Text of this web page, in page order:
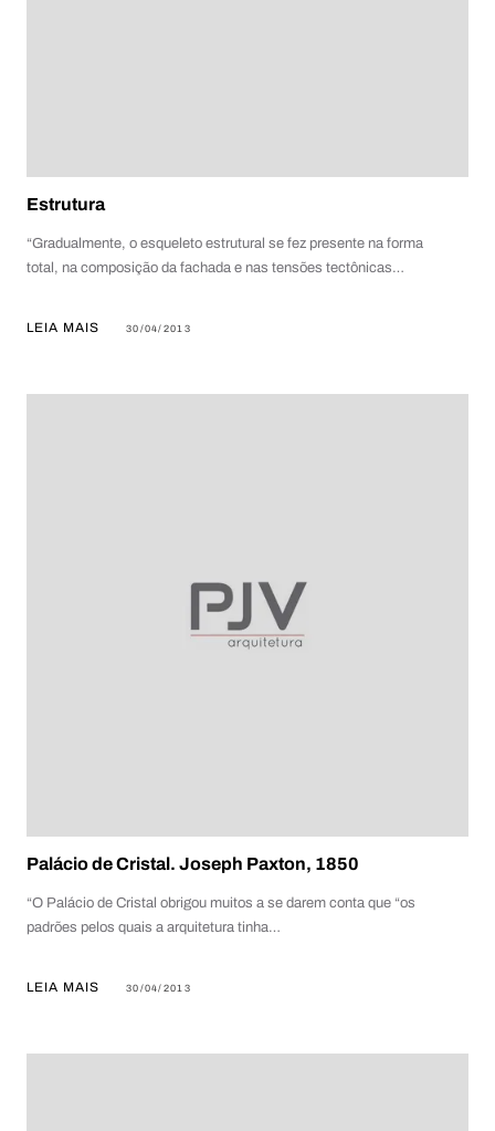
Estrutura
“Gradualmente, o esqueleto estrutural se fez presente na forma
total, na composição da fachada e nas tensões tectônicas…
LEIA MAIS 30/04/2013
Palácio de Cristal. Joseph Paxton, 1850
“O Palácio de Cristal obrigou muitos a se darem conta que “os
padrões pelos quais a arquitetura tinha…
LEIA MAIS 30/04/2013